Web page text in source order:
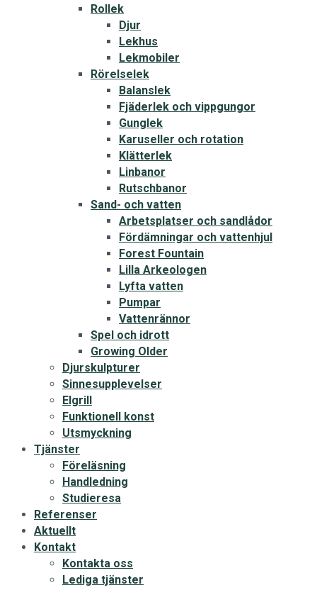
Rollek
Djur
Lekhus
Lekmobiler
Rörelselek
Balanslek
Fjäderlek och vippgungor
Gunglek
Karuseller och rotation
Klätterlek
Linbanor
Rutschbanor
Sand- och vatten
Arbetsplatser och sandlådor
Fördämningar och vattenhjul
Forest Fountain
Lilla Arkeologen
Lyfta vatten
Pumpar
Vattenrännor
Spel och idrott
Growing Older
Djurskulpturer
Sinnesupplevelser
Elgrill
Funktionell konst
Utsmyckning
Tjänster
Föreläsning
Handledning
Studieresa
Referenser
Aktuellt
Kontakt
Kontakta oss
Lediga tjänster